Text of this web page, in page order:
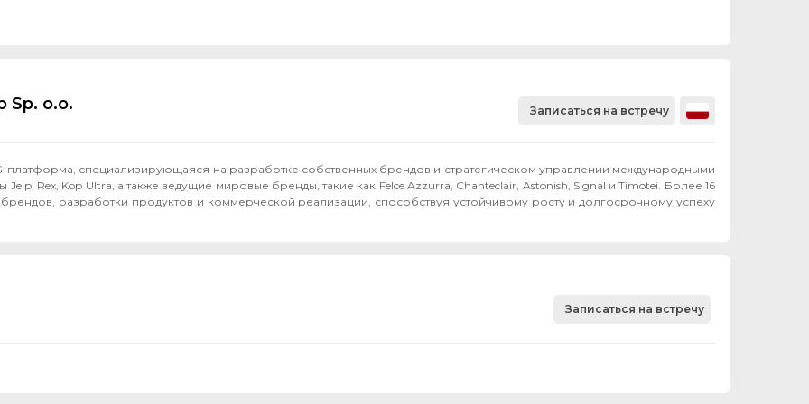
Sp. o.o. Записаться на встречу
платформа, специализирующаяся на разработке собственных брендов и стратегическом управлении международными
Rex, Kop Ultra, а также ведущие мировые бренды, такие как Felce Azzurra, Chanteclair, Astonish, Signal и Timotei. Более 16
разработки продуктов и коммерческой реализации, способствуя устойчивому росту и долгосрочному успеху
Записаться на встречу